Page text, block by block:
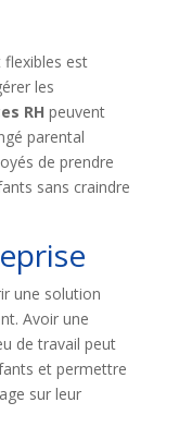
flexibles est
les
RH peuvent
parental
de prendre
sans craindre
une solution
Avoir une
de travail peut
et permettre
sur leur